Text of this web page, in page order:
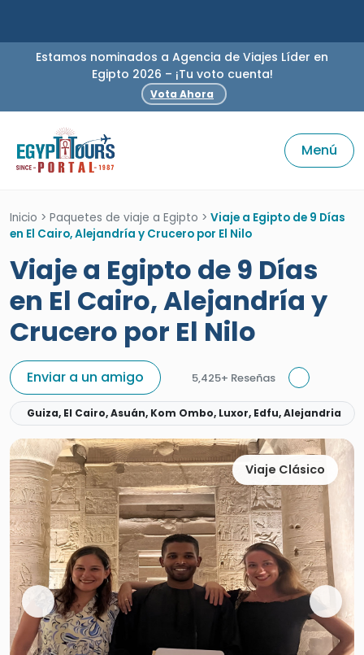
Estamos nominados a Agencia de Viajes Líder en
Egipto 2026 – ¡Tu voto cuenta!
Vota Ahora
Menú
Inicio > Paquetes de viaje a Egipto > Viaje a Egipto de 9 Días
en El Cairo, Alejandría y Crucero por El Nilo
Viaje a Egipto de 9 Días
en El Cairo, Alejandría y
Crucero por El Nilo
Enviar a un amigo 5,425+ Reseñas
Guiza, El Cairo, Asuán, Kom Ombo, Luxor, Edfu, Alejandria
Viaje Clásico